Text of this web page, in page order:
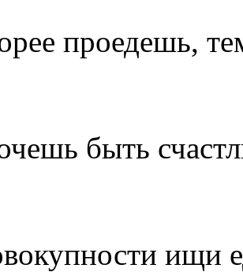
проедешь,
быть
ищи